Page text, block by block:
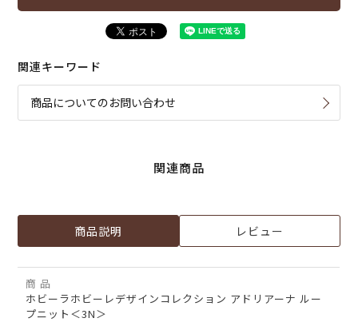
関連キーワード
商品についてのお問い合わせ
関連商品
商品説明 レビュー
商 品
ホビーラホビーレデザインコレクション アドリアーナ ルー
プニット＜3N＞